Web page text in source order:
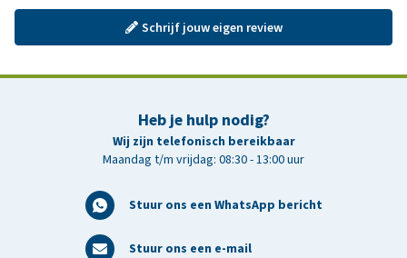
Schrijf jouw eigen review
Heb je hulp nodig?
Wij zijn telefonisch bereikbaar
Maandag t/m vrijdag: 08:30 - 13:00 uur
Stuur ons een WhatsApp bericht
Stuur ons een e-mail